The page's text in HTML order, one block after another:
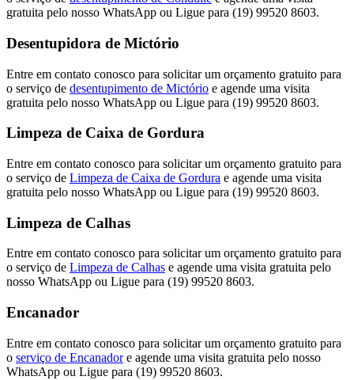
gratuita pelo nosso WhatsApp ou Ligue para (19) 99520 8603.
Desentupidora de Mictório
Entre em contato conosco para solicitar um orçamento gratuito para
o serviço de desentupimento de Mictório e agende uma visita
gratuita pelo nosso WhatsApp ou Ligue para (19) 99520 8603.
Limpeza de Caixa de Gordura
Entre em contato conosco para solicitar um orçamento gratuito para
o serviço de Limpeza de Caixa de Gordura e agende uma visita
gratuita pelo nosso WhatsApp ou Ligue para (19) 99520 8603.
Limpeza de Calhas
Entre em contato conosco para solicitar um orçamento gratuito para
o serviço de Limpeza de Calhas e agende uma visita gratuita pelo
nosso WhatsApp ou Ligue para (19) 99520 8603.
Encanador
Entre em contato conosco para solicitar um orçamento gratuito para
o serviço de Encanadore agende uma visita gratuita pelo nosso
WhatsApp ou Ligue para (19) 99520 8603.